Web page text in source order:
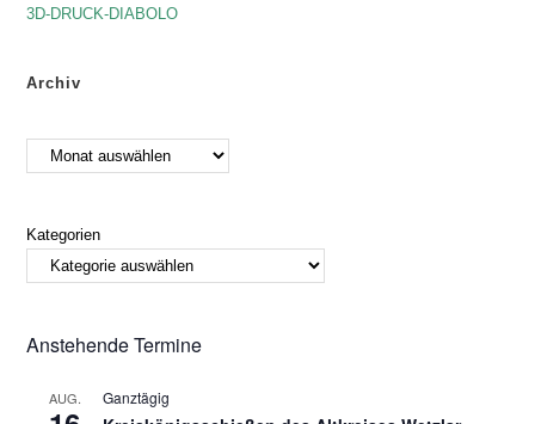
3D-DRUCK-DIABOLO
Archiv
Kategorien
Anstehende Termine
AUG. Ganztägig